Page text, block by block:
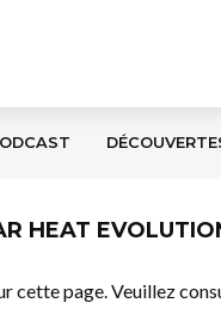
HEAT
cette page. Veuillez